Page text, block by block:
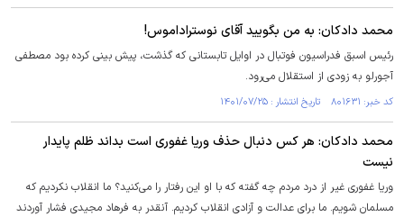
محمد دادکان: به من بگویید آقای نوستراداموس!
رئیس اسبق فدراسیون فوتبال در اوایل تابستانی که گذشت، پیش بینی کرده بود مصطفی
آجورلو به زودی از استقلال می‌رود.
کد خبر: ۸۰۱۶۳۱ تاریخ انتشار : ۱۴۰۱/۰۷/۲۵
محمد دادکان: هر کس دنبال حذف وریا غفوری است بداند ظلم پایدار
نیست
وریا غفوری غیر از درد مردم چه گفته که با او این رفتار را می‌کنید؟ ما انقلاب نکردیم که
مسلمان شویم. ما برای عدالت و آزادی انقلاب کردیم. آنقدر به فرهاد مجیدی فشار آوردند